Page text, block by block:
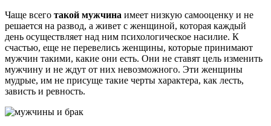
Чаще всего такой мужчина имеет низкую самооценку и не
решается на развод, а живет с женщиной, которая каждый
день осуществляет над ним психологическое насилие. К
счастью, еще не перевелись женщины, которые принимают
мужчин такими, какие они есть. Они не ставят цель изменить
мужчину и не ждут от них невозможного. Эти женщины
мудрые, им не присуще такие черты характера, как лесть,
зависть и ревность.